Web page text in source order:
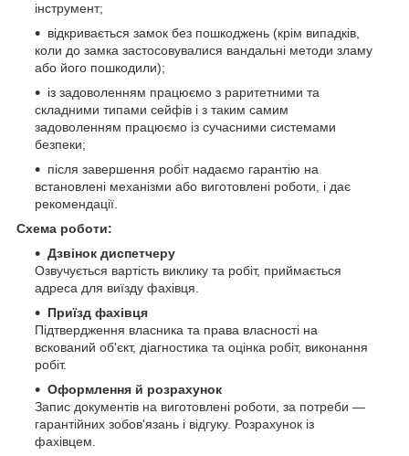
інструмент;
відкривається замок без пошкоджень (крім випадків,
коли до замка застосовувалися вандальні методи зламу
або його пошкодили);
із задоволенням працюємо з раритетними та
складними типами сейфів і з таким самим
задоволенням працюємо із сучасними системами
безпеки;
після завершення робіт надаємо гарантію на
встановлені механізми або виготовлені роботи, і дає
рекомендації.
Схема роботи:
Дзвінок диспетчеру
Озвучується вартість виклику та робіт, приймається
адреса для виїзду фахівця.
Приїзд фахівця
Підтвердження власника та права власності на
вскований об'єкт, діагностика та оцінка робіт, виконання
робіт.
Оформлення й розрахунок
Запис документів на виготовлені роботи, за потреби —
гарантійних зобов'язань і відгуку. Розрахунок із
фахівцем.